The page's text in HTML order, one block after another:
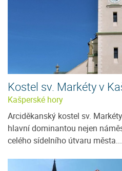
Kostel sv. Markéty v
Kašperské hory
Arciděkanský kostel sv.
hlavní dominantou nejen
celého sídelního útvaru města...